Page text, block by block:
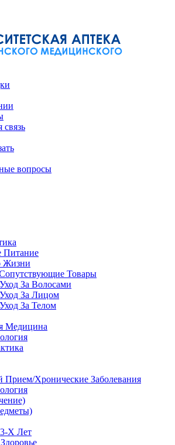
связь
вопросы
Питание
Жизни
Товары
За Волосами
За Лицом
За Телом
Медицина
Прием/Хронические Заболевания
Х Лет